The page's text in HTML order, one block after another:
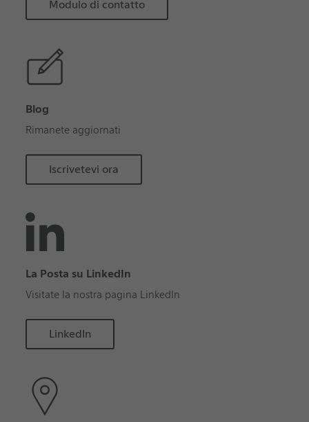
Modulo di contatto
Blog
Rimanete aggiornati
Iscrivetevi ora
La Posta su LinkedIn
Visitate la nostra pagina LinkedIn
LinkedIn